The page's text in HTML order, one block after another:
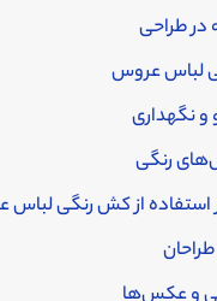
در طراحی
لباس عروس
نگهداری
رنگی
استفاده از کش رنگی